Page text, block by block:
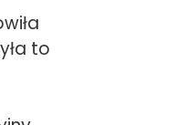
to